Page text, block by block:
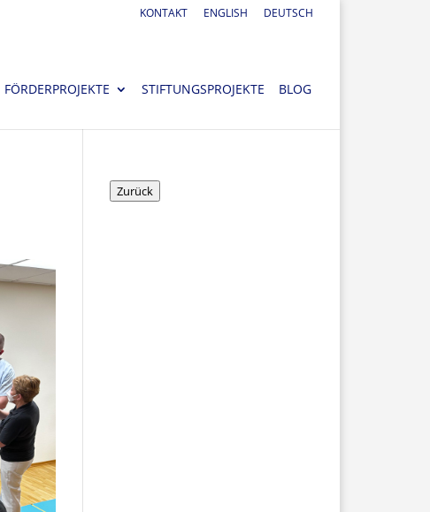
KONTAKT ENGLISH DEUTSCH
FÖRDERPROJEKTE STIFTUNGSPROJEKTE BLOG
Zurück